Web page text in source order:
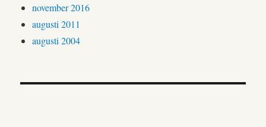
november 2016
augusti 2011
augusti 2004